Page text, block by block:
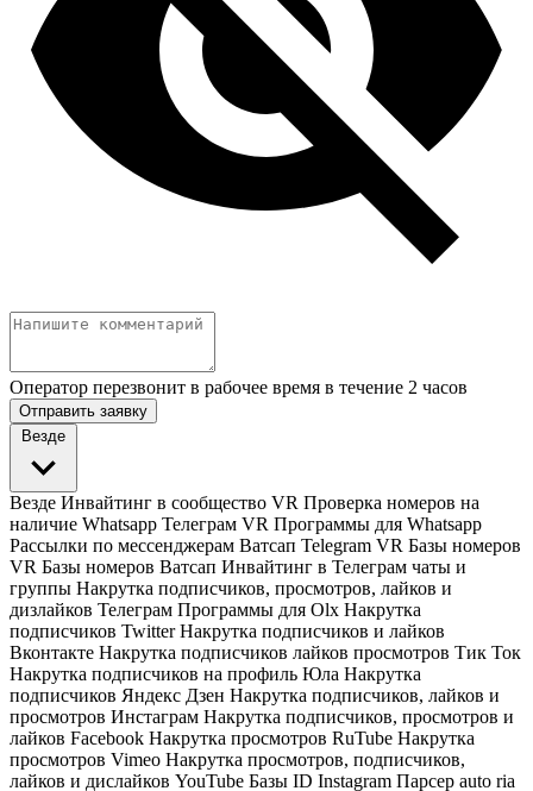
Оператор перезвонит в рабочее время в течение 2 часов
Отправить заявку
Везде
Везде Инвайтинг в сообщество VR Проверка номеров на
наличие Whatsapp Телеграм VR Программы для Whatsapp
Рассылки по мессенджерам Ватсап Telegram VR Базы номеров
VR Базы номеров Ватсап Инвайтинг в Телеграм чаты и
группы Накрутка подписчиков, просмотров, лайков и
дизлайков Телеграм Программы для Olx Накрутка
подписчиков Twitter Накрутка подписчиков и лайков
Вконтакте Накрутка подписчиков лайков просмотров Тик Ток
Накрутка подписчиков на профиль Юла Накрутка
подписчиков Яндекс Дзен Накрутка подписчиков, лайков и
просмотров Инстаграм Накрутка подписчиков, просмотров и
лайков Facebook Накрутка просмотров RuTube Накрутка
просмотров Vimeo Накрутка просмотров, подписчиков,
лайков и дислайков YouTube Базы ID Instagram Парсер auto ria